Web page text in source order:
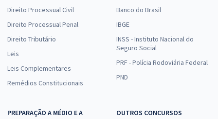
Direito Processual Civil
Direito Processual Penal
Direito Tributário
Leis
Leis Complementares
Remédios Constitucionais
Banco do Brasil
IBGE
INSS - Instituto Nacional do
Seguro Social
PRF - Polícia Rodoviária Federal
PND
PREPARAÇÃO A MÉDIO E A
OUTROS CONCURSOS